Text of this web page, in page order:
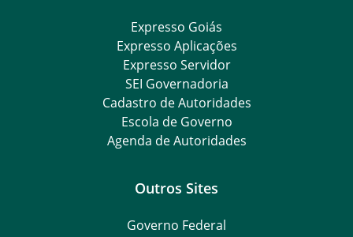
Expresso Goiás
Expresso Aplicações
Expresso Servidor
SEI Governadoria
Cadastro de Autoridades
Escola de Governo
Agenda de Autoridades
Outros Sites
Governo Federal